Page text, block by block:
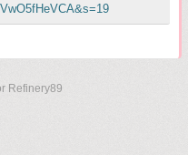
Refinery89